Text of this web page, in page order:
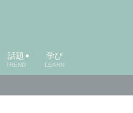
話題
TREND
学び
LEARN